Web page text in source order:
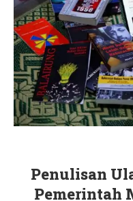
Penulisan
Pemerintah